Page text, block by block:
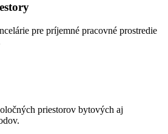
pre príjemné pracovné prostredie
priestorov bytových aj